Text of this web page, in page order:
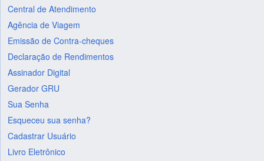
Central de Atendimento
Agência de Viagem
Emissão de Contra-cheques
Declaração de Rendimentos
Assinador Digital
Gerador GRU
Sua Senha
Esqueceu sua senha?
Cadastrar Usuário
Livro Eletrônico